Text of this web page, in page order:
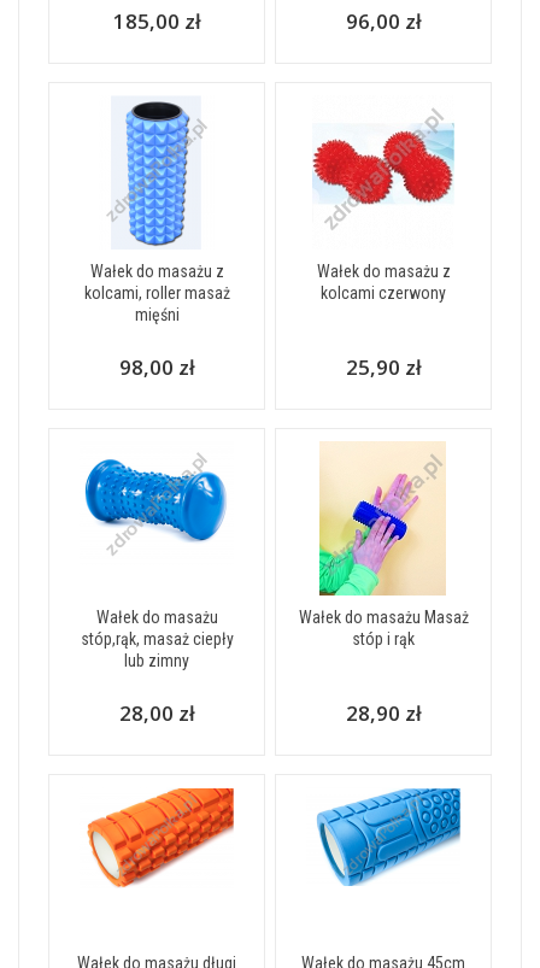
185,00 zł 96,00 zł
Wałek do masażu z
kolcami, roller masaż
mięśni
98,00 zł
Wałek do masażu z
kolcami czerwony
25,90 zł
Wałek do masażu
stóp,rąk, masaż ciepły
lub zimny
28,00 zł
Wałek do masażu Masaż
stóp i rąk
28,90 zł
Wałek do masażu długi
Wałek do masażu 45cm